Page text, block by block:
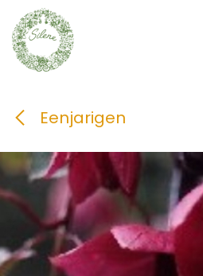
Overslaan naar inhoud
Eenjarigen